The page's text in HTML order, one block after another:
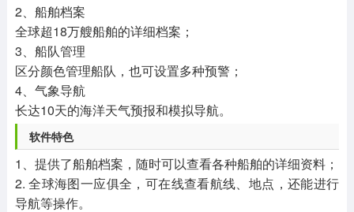
2、船舶档案
全球超18万艘船舶的详细档案；
3、船队管理
区分颜色管理船队，也可设置多种预警；
4、气象导航
长达10天的海洋天气预报和模拟导航。
软件特色
1、提供了船舶档案，随时可以查看各种船舶的详细资料；
2. 全球海图一应俱全，可在线查看航线、地点，还能进行
导航等操作。